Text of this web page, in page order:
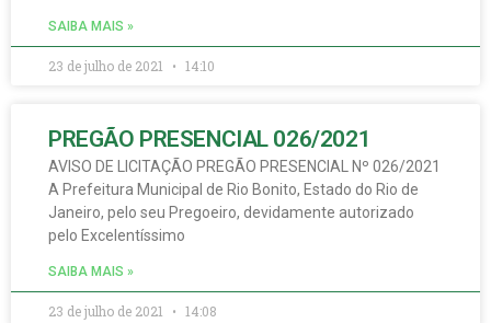
SAIBA MAIS »
23 de julho de 2021 14:10
PREGÃO PRESENCIAL 026/2021
AVISO DE LICITAÇÃO PREGÃO PRESENCIAL Nº 026/2021
A Prefeitura Municipal de Rio Bonito, Estado do Rio de
Janeiro, pelo seu Pregoeiro, devidamente autorizado
pelo Excelentíssimo
SAIBA MAIS »
23 de julho de 2021 14:08